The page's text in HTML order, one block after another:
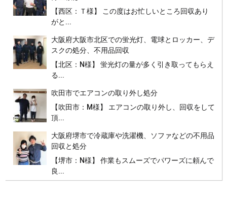
【西区：Ｔ様】 この度はお忙しいところ回収あり
がと...
大阪府大阪市北区での蛍光灯、電球とロッカー、デ
スクの処分、不用品回収
【北区：N様】 蛍光灯の量が多く引き取ってもらえ
る...
吹田市でエアコンの取り外し処分
【吹田市：M様】 エアコンの取り外し、回収をして
頂...
大阪府堺市で冷蔵庫や洗濯機、ソファなどの不用品
回収と処分
【堺市：N様】 作業もスムーズでパワーズに頼んで
良...